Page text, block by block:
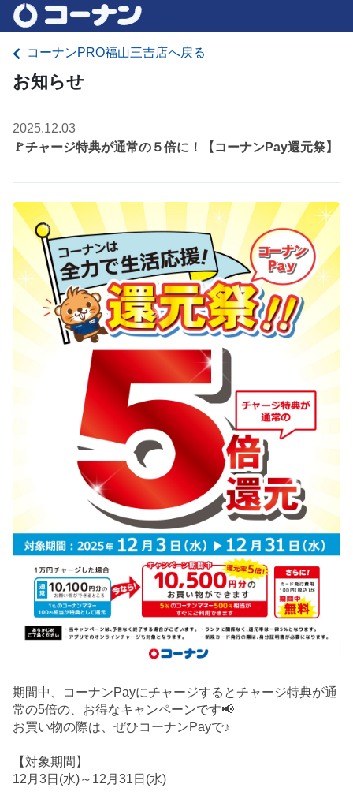
コーナンPRO福山三吉店へ戻る
お知らせ
2025.12.03
🚩チャージ特典が通常の５倍に！【コーナンPay還元祭】
期間中、コーナンPayにチャージするとチャージ特典が通
常の5倍の、お得なキャンペーンです📢
お買い物の際は、ぜひコーナンPayで♪
【対象期間】
12月3日(水)～12月31日(水)